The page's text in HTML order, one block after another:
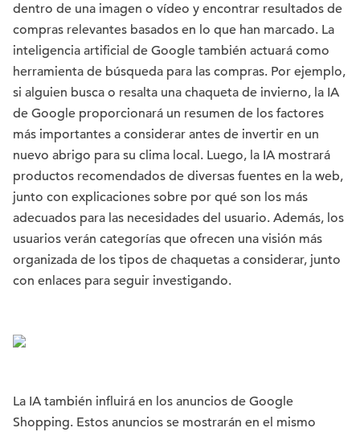
dentro de una imagen o vídeo y encontrar resultados de
compras relevantes basados en lo que han marcado. La
inteligencia artificial de Google también actuará como
herramienta de búsqueda para las compras. Por ejemplo,
si alguien busca o resalta una chaqueta de invierno, la IA
de Google proporcionará un resumen de los factores
más importantes a considerar antes de invertir en un
nuevo abrigo para su clima local. Luego, la IA mostrará
productos recomendados de diversas fuentes en la web,
junto con explicaciones sobre por qué son los más
adecuados para las necesidades del usuario. Además, los
usuarios verán categorías que ofrecen una visión más
organizada de los tipos de chaquetas a considerar, junto
con enlaces para seguir investigando.
La IA también influirá en los anuncios de Google
Shopping. Estos anuncios se mostrarán en el mismo